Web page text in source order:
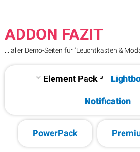
ADDON FAZIT
... aller Demo-Seiten für "Leuchtkasten &
Element Pack ³
Notification
PowerPack